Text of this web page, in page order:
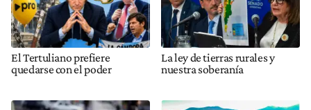
El Tertuliano prefiere
quedarse con el poder
La ley de tierras rurales y
nuestra soberanía